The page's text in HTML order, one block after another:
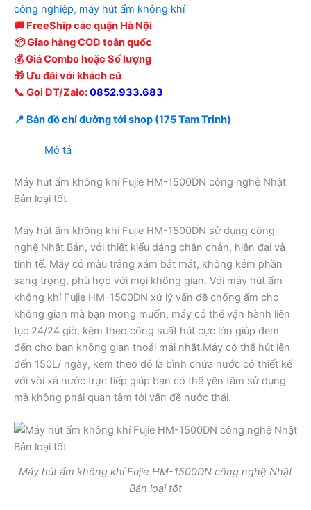
công nghiệp, máy hút ẩm không khí
🚚 FreeShip các quận Hà Nội
📦 Giao hàng COD toàn quốc
💰 Giá Combo hoặc Số lượng
🎁 Ưu đãi với khách cũ
📞 Gọi ĐT/Zalo:0852.933.683
📍 Bản đồ chỉ đường tới shop (175 Tam Trinh)
Mô tả
Máy hút ẩm không khí Fujie HM-1500DN công nghệ Nhật
Bản loại tốt
Máy hút ẩm không khí Fujie HM-1500DN sử dụng công
nghệ Nhật Bản, với thiết kiểu dáng chắn chắn, hiện đại và
tinh tế. Máy có màu trắng xám bắt mắt, không kém phần
sang trọng, phù hợp với mọi không gian. Với máy hút ẩm
không khí Fujie HM-1500DN xử lý vấn đề chống ẩm cho
không gian mà bạn mong muốn, máy có thể vận hành liên
tục 24/24 giờ, kèm theo công suất hút cực lớn giúp đem
đến cho bạn không gian thoải mái nhất.Máy có thể hút lên
đến 150L/ ngày, kèm theo đó là bình chứa nước có thiết kế
với vòi xả nước trực tiếp giúp bạn có thể yên tâm sử dụng
mà không phải quan tâm tới vấn đề nước thải.
Máy hút ẩm không khí Fujie HM-1500DN công nghệ Nhật
Bản loại tốt